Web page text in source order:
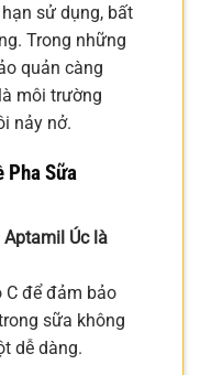
sử dụng, bất
Trong những
quản càng
môi trường
nảy nở.
Pha Sữa
Úc là
để đảm bảo
sữa không
dễ dàng.